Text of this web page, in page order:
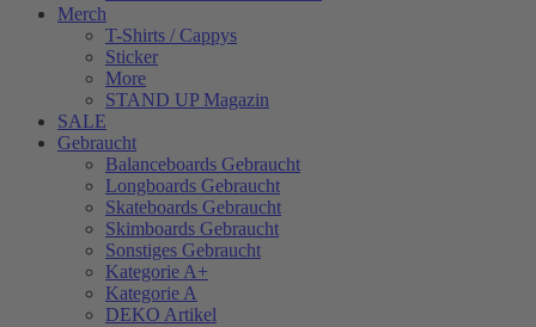
Merch
T-Shirts / Cappys
Sticker
More
STAND UP Magazin
SALE
Gebraucht
Balanceboards Gebraucht
Longboards Gebraucht
Skateboards Gebraucht
Skimboards Gebraucht
Sonstiges Gebraucht
Kategorie A+
Kategorie A
DEKO Artikel